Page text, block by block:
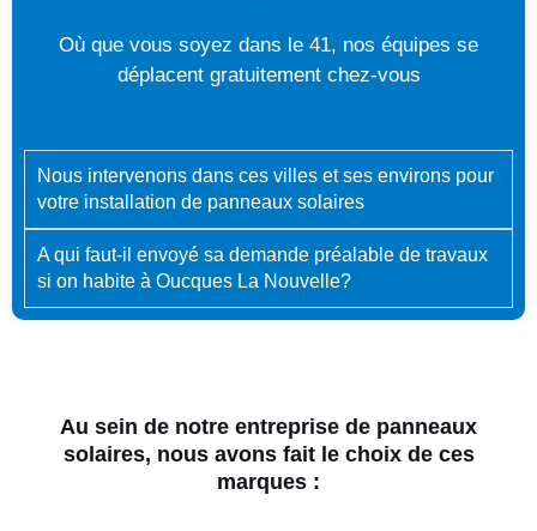
Où que vous soyez dans le 41, nos équipes se
déplacent gratuitement chez-vous
Nous intervenons dans ces villes et ses environs pour
votre installation de panneaux solaires
A qui faut-il envoyé sa demande préalable de travaux
si on habite à Oucques La Nouvelle?
Au sein de notre entreprise de panneaux
solaires, nous avons fait le choix de ces
marques :